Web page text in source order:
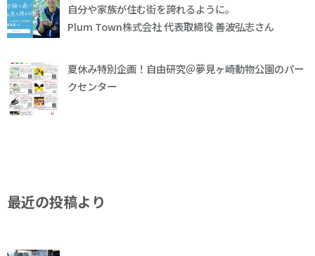
自分や家族が住む街を誇れるように。
Plum Town株式会社 代表取締役 善波弘志さん
夏休み特別企画！自由研究＠夢見ヶ崎動物公園のパー
クセンター
最近の投稿より